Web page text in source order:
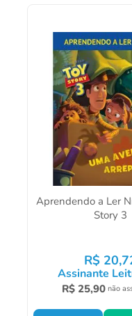
Aprendendo a Ler
Story 3
R$ 20,
Assinante
R$ 25,90 não